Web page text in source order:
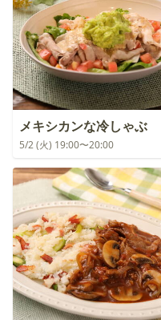
メキシカンな冷しゃぶ
5/2 (火) 19:00〜20:00